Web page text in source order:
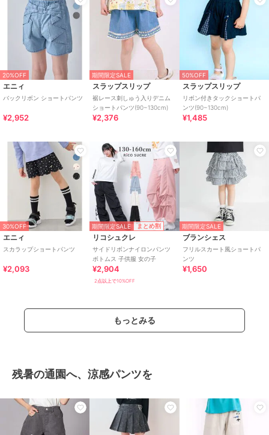
20%OFF
エニィ
バックリボン ショートパンツ
¥2,952
期間限定SALE
スラップスリップ
裾レース刺しゅう入りデニム
ショートパンツ(90~130cm)
¥2,376
50%OFF
スラップスリップ
リボン付きタックショートパ
ンツ(90~130cm)
¥1,485
30%OFF
エニィ
スカラップショートパンツ
¥2,093
期間限定SALE まとめ割
リコシュクレ
サイドリボンナイロンパンツ
ボトムス 子供服 女の子
¥2,904
2点以上で10%OFF
期間限定SALE
ブランシェス
フリルスカート風ショートパ
ンツ
¥1,650
もっとみる
残暑の通園へ、涼感パンツを